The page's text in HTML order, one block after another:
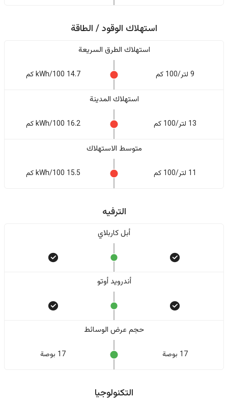
استهلاك الوقود / الطاقة
استهلاك الطرق السريعة
9 لتر/100 كم 14.7 kWh/100 كم
استهلاك المدينة
13 لتر/100 كم 16.2 kWh/100 كم
متوسط الاستهلاك
11 لتر/100 كم 15.5 kWh/100 كم
الترفيه
أبل كاربلاي
أندرويد أوتو
حجم عرض الوسائط
17 بوصة 17 بوصة
التكنولوجيا